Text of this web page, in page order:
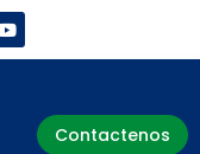
Contactenos